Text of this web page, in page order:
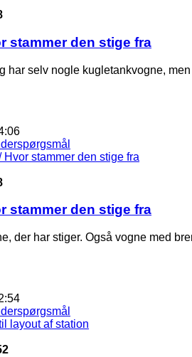
stammer den stige fra
har selv nogle kugletankvogne,
stammer den stige fra
stammer den stige fra
der har stiger. Også vogne med
layout af station